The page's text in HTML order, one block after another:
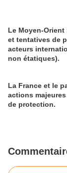
Le Moyen-
et tentatives de
acteurs
non étatiques).
La France et le
actions
de protection.